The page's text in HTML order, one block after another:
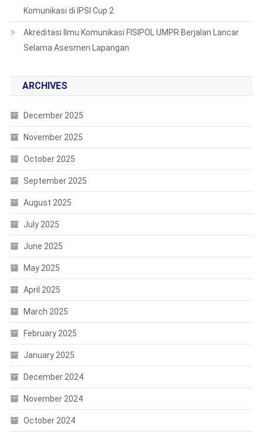
Komunikasi di IPSI Cup 2
Akreditasi Ilmu Komunikasi FISIPOL UMPR Berjalan Lancar
Selama Asesmen Lapangan
ARCHIVES
December 2025
November 2025
October 2025
September 2025
August 2025
July 2025
June 2025
May 2025
April 2025
March 2025
February 2025
January 2025
December 2024
November 2024
October 2024